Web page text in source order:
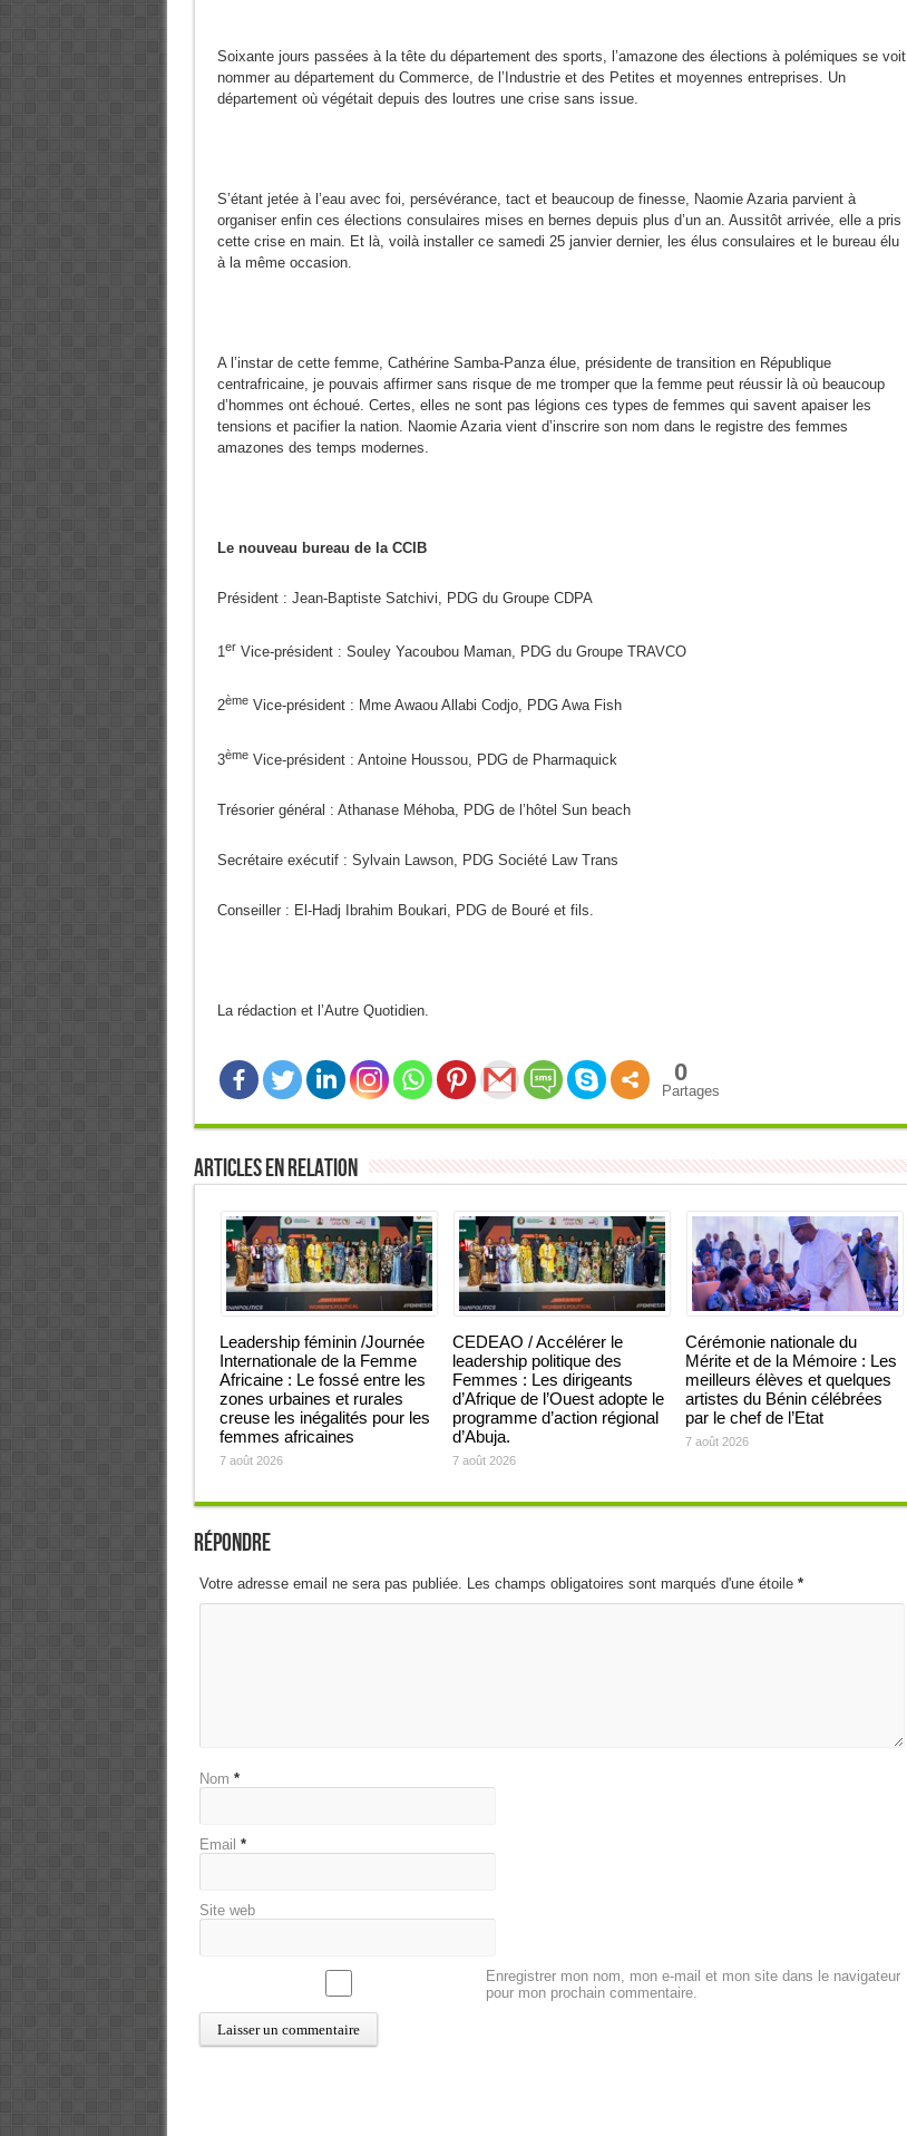
Soixante jours passées à la tête du département des sports, l’amazone des élections à polémiques se voit
nommer au département du Commerce, de l’Industrie et des Petites et moyennes entreprises. Un
département où végétait depuis des loutres une crise sans issue.
S’étant jetée à l’eau avec foi, persévérance, tact et beaucoup de finesse, Naomie Azaria parvient à
organiser enfin ces élections consulaires mises en bernes depuis plus d’un an. Aussitôt arrivée, elle a pris
cette crise en main. Et là, voilà installer ce samedi 25 janvier dernier, les élus consulaires et le bureau élu
à la même occasion.
A l’instar de cette femme, Cathérine Samba-Panza élue, présidente de transition en République
centrafricaine, je pouvais affirmer sans risque de me tromper que la femme peut réussir là où beaucoup
d’hommes ont échoué. Certes, elles ne sont pas légions ces types de femmes qui savent apaiser les
tensions et pacifier la nation. Naomie Azaria vient d’inscrire son nom dans le registre des femmes
amazones des temps modernes.
Le nouveau bureau de la CCIB
Président : Jean-Baptiste Satchivi, PDG du Groupe CDPA
1er Vice-président : Souley Yacoubou Maman, PDG du Groupe TRAVCO
2èmeVice-président : Mme Awaou Allabi Codjo, PDG Awa Fish
3èmeVice-président : Antoine Houssou, PDG de Pharmaquick
Trésorier général : Athanase Méhoba, PDG de l’hôtel Sun beach
Secrétaire exécutif : Sylvain Lawson, PDG Société Law Trans
Conseiller : El-Hadj Ibrahim Boukari, PDG de Bouré et fils.
La rédaction et l’Autre Quotidien.
0
Partages
Articles en relation
Leadership féminin /Journée
Internationale de la Femme
Africaine : Le fossé entre les
zones urbaines et rurales
creuse les inégalités pour les
femmes africaines
7 août 2026
CEDEAO / Accélérer le
leadership politique des
Femmes : Les dirigeants
d’Afrique de l’Ouest adopte le
programme d’action régional
d’Abuja.
7 août 2026
Cérémonie nationale du
Mérite et de la Mémoire : Les
meilleurs élèves et quelques
artistes du Bénin célébrées
par le chef de l’Etat
7 août 2026
Répondre
Votre adresse email ne sera pas publiée. Les champs obligatoires sont marqués d'une étoile *
Nom *
Email *
Site web
Enregistrer mon nom, mon e-mail et mon site dans le navigateur
pour mon prochain commentaire.